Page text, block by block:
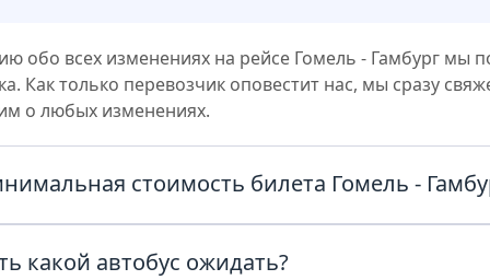
обо всех изменениях на рейсе Гомель - Гамбург мы
Как только перевозчик оповестит нас, мы сразу
о любых изменениях.
стоимость билета Гомель -
из Гомель в Гамбург с комфортом и по честным
какой автобус ожидать?